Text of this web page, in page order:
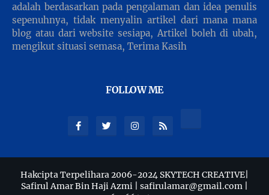
adalah berdasarkan pada pengalaman dan idea penulis
sepenuhnya, tidak menyalin artikel dari mana mana
blog atau dari website sesiapa, Artikel boleh di ubah,
mengikut situasi semasa, Terima Kasih
FOLLOW ME
Hakcipta Terpelihara 2006-2024 SKYTECH CREATIVE|
Safirul Amar Bin Haji Azmi | safirulamar@gmail.com |